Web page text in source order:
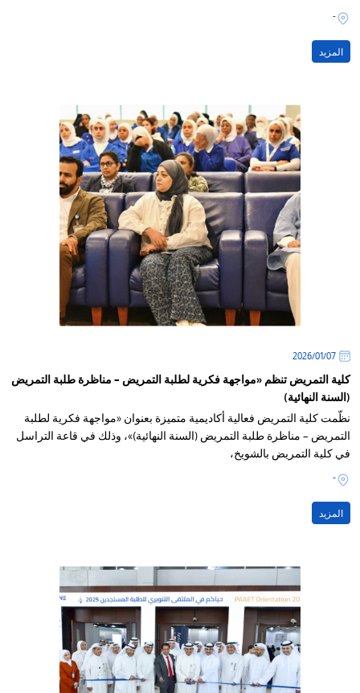
-
المزيد
07‏/01‏/2026
كلية التمريض تنظم «مواجهة فكرية لطلبة التمريض – مناظرة طلبة التمريض
(السنة النهائية)
نظّمت كلية التمريض فعالية أكاديمية متميزة بعنوان «مواجهة فكرية لطلبة
التمريض – مناظرة طلبة التمريض (السنة النهائية)»، وذلك في قاعة التراسل
في كلية التمريض بالشويخ،
-
المزيد